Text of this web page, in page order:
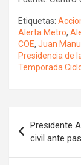
Etiquetas:
Alerta Metro,
COE, Juan
Presidencia de
Temporada
de
entradas
Presidente
civil ante